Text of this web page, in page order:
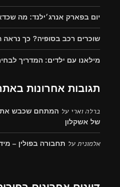
יום בפארק אנרג׳ילנד: מה
שוכרים רכב בסופיה? כך
מילאנו עם ילדים: המדריך
תגובות אחרונות
ברלה וארי על המתחם שכבש את
של אשקלון
אלמוניתעל תחבורה בפולין –